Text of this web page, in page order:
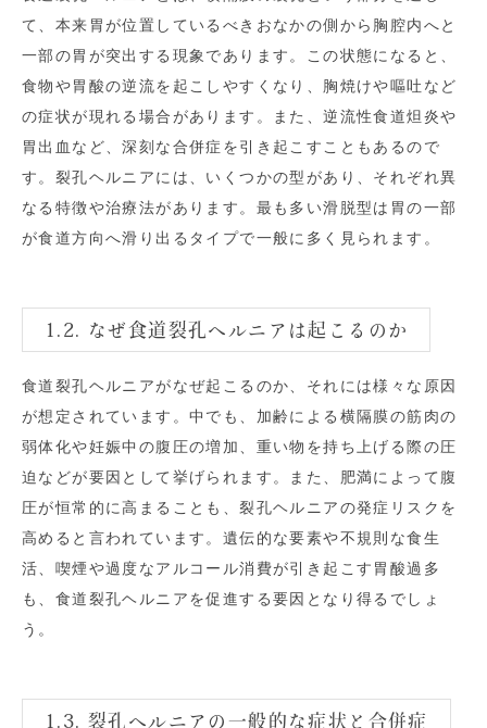
て、本来胃が位置しているべきおなかの側から胸腔内へと
一部の胃が突出する現象であります。この状態になると、
食物や胃酸の逆流を起こしやすくなり、胸焼けや嘔吐など
の症状が現れる場合があります。また、逆流性食道炟炎や
胃出血など、深刻な合併症を引き起こすこともあるので
す。裂孔ヘルニアには、いくつかの型があり、それぞれ異
なる特徴や治療法があります。最も多い滑脱型は胃の一部
が食道方向へ滑り出るタイプで一般に多く見られます。
1.2. なぜ食道裂孔ヘルニアは起こるのか
食道裂孔ヘルニアがなぜ起こるのか、それには様々な原因
が想定されています。中でも、加齢による横隔膜の筋肉の
弱体化や妊娠中の腹圧の増加、重い物を持ち上げる際の圧
迫などが要因として挙げられます。また、肥満によって腹
圧が恒常的に高まることも、裂孔ヘルニアの発症リスクを
高めると言われています。遺伝的な要素や不規則な食生
活、喫煙や過度なアルコール消費が引き起こす胃酸過多
も、食道裂孔ヘルニアを促進する要因となり得るでしょ
う。
1.3. 裂孔ヘルニアの一般的な症状と合併症